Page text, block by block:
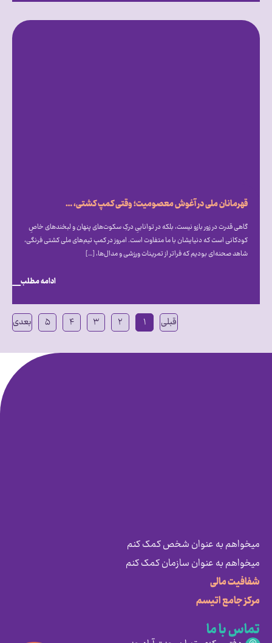
قهرمانان ملی در آغوش معصومیت؛ وقتی کمپ کشتی، میزبان دنیای متفاوت اتیسم شد
گاهی قدرت در زور بازو نیست، بلکه در تواناییِ درکِ سکوت‌های پنهان و لبخندهای خاصِ
کودکانی است که دنیایشان با ما متفاوت است. امروز در کمپ تیم‌های ملی کشتی فرنگی،
شاهد صحنه‌ای بودیم که فراتر از تمرینات ورزشی و مدال‌ها، […]
ادامه مطلب
قبلی ۱ ۲ ۳ ۴ ۵ بعدی
میخواهم به عنوان شخص کمک کنم
میخواهم به عنوان سازمان کمک کنم
شفافیت مالی
مرکز جامع اتیسم
تماس با ما